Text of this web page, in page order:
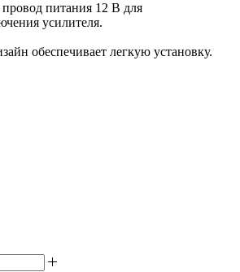
питания 12 В для
усилителя.
обеспечивает легкую установку.